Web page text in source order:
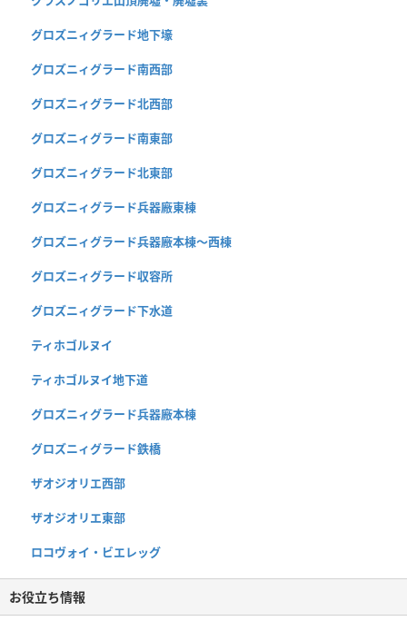
グロズニィグラード地下壕
グロズニィグラード南西部
グロズニィグラード北西部
グロズニィグラード南東部
グロズニィグラード北東部
グロズニィグラード兵器廠東棟
グロズニィグラード兵器廠本棟〜西棟
グロズニィグラード収容所
グロズニィグラード下水道
ティホゴルヌイ
ティホゴルヌイ地下道
グロズニィグラード兵器廠本棟
グロズニィグラード鉄橋
ザオジオリエ西部
ザオジオリエ東部
ロコヴォイ・ビエレッグ
お役立ち情報